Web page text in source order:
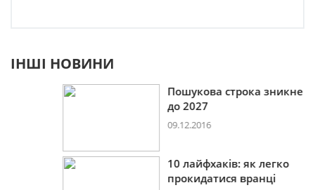
ІНШІ НОВИНИ
Пошукова строка зникне
10 лайфхаків: як легко
прокидатися вранці